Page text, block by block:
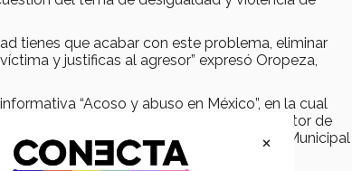
tienes que acabar con este problema, eliminar
y justificas al agresor” expresó Oropeza,
“Acoso y abuso en México”, en la cual
Clínico; el Lic. Efrén Espíndola, Director de
de Consejería y Bienestar, y el Instituto Municipal
×